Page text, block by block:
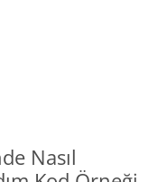
Nasıl